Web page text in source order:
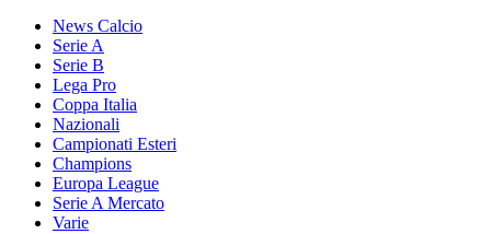
News Calcio
Serie A
Serie B
Lega Pro
Coppa Italia
Nazionali
Campionati Esteri
Champions
Europa League
Serie A Mercato
Varie